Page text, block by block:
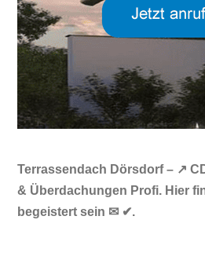
Terrassendach Dörsdorf – ↗️
& Überdachungen Profi. Hier
begeistert sein ✉ ✔.